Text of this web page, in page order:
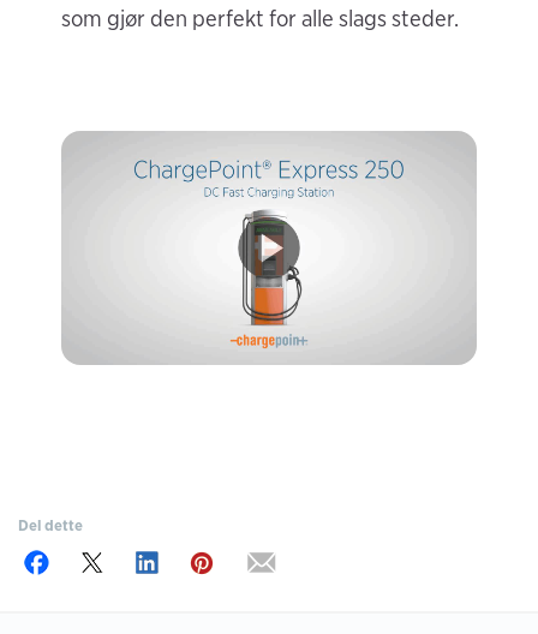
som gjør den perfekt for alle slags steder.
Del dette